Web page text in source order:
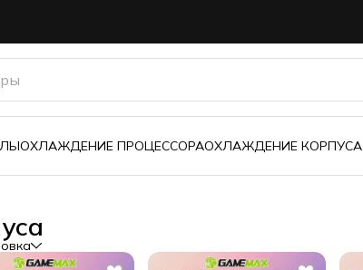
ОХЛАЖДЕНИЕ ПРОЦЕССОРАОХЛАЖДЕНИЕ КОРПУСА